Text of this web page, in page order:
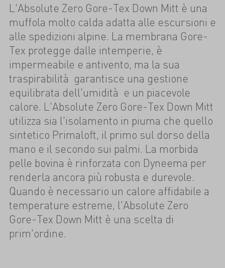
L'Absolute Zero Gore-Tex Down Mitt è una
muffola molto calda adatta alle escursioni e
alle spedizioni alpine. La membrana Gore-
Tex protegge dalle intemperie, è
impermeabile e antivento, ma la sua
traspirabilità garantisce una gestione
equilibrata dell'umidità e un piacevole
calore. L'Absolute Zero Gore-Tex Down Mitt
utilizza sia l'isolamento in piuma che quello
sintetico Primaloft, il primo sul dorso della
mano e il secondo sui palmi. La morbida
pelle bovina è rinforzata con Dyneema per
renderla ancora più robusta e durevole.
Quando è necessario un calore affidabile a
temperature estreme, l'Absolute Zero
Gore-Tex Down Mitt è una scelta di
prim'ordine.